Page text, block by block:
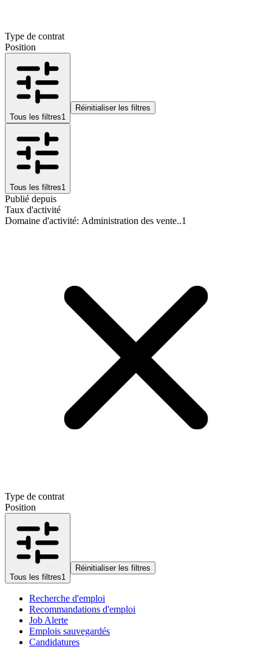
Type de contrat
Position
Tous les filtres1
Réinitialiser les filtres
Tous les filtres1
Publié depuis
Taux d'activité
Domaine d'activité: Administration des vente..1
Type de contrat
Position
Tous les filtres1
Réinitialiser les filtres
Recherche d'emploi
Recommandations d'emploi
Job Alerte
Emplois sauvegardés
Candidatures